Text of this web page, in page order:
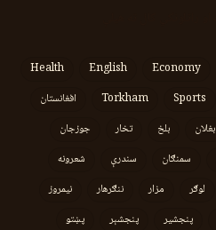
Economy
English
Health
Sports
Torkham
افغانستان
بغلان بلخ تخار
جوزجان
سمنګان سندرې
شعرونه
لوګر مزار ننګرهار
نیمروز
پنجشیر پنجشېر
پښتو